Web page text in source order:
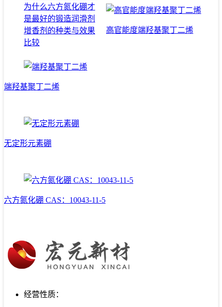
为什么六方氮化硼才
是最好的锻造润滑剂
增香剂的种类与效果
比较
高官能度端羟基聚丁二烯
端羟基聚丁二烯
无定形元素硼
六方氮化硼 CAS：10043-11-5
经营性质：